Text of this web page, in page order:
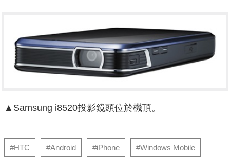
▲Samsung i8520投影鏡頭位於機頂。
#HTC #Android #iPhone #Windows Mobile